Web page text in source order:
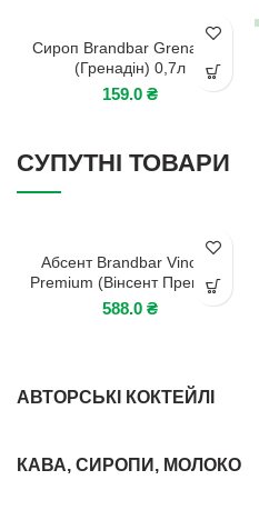
Сироп Brandbar Grenadine
(Гренадін) 0,7л
159.0 ₴
СУПУТНІ ТОВАРИ
Абсент Brandbar Vincent
Premium (Вінсент Преміум)
0,7 л 70%
588.0 ₴
АВТОРСЬКІ КОКТЕЙЛІ
КАВА, СИРОПИ, МОЛОКО